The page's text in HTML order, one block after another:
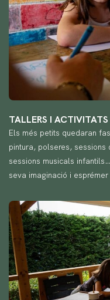
TALLERS I
Els més petits quedaran
pintura, polseres, sessions
sessions musicals
seva imaginació i